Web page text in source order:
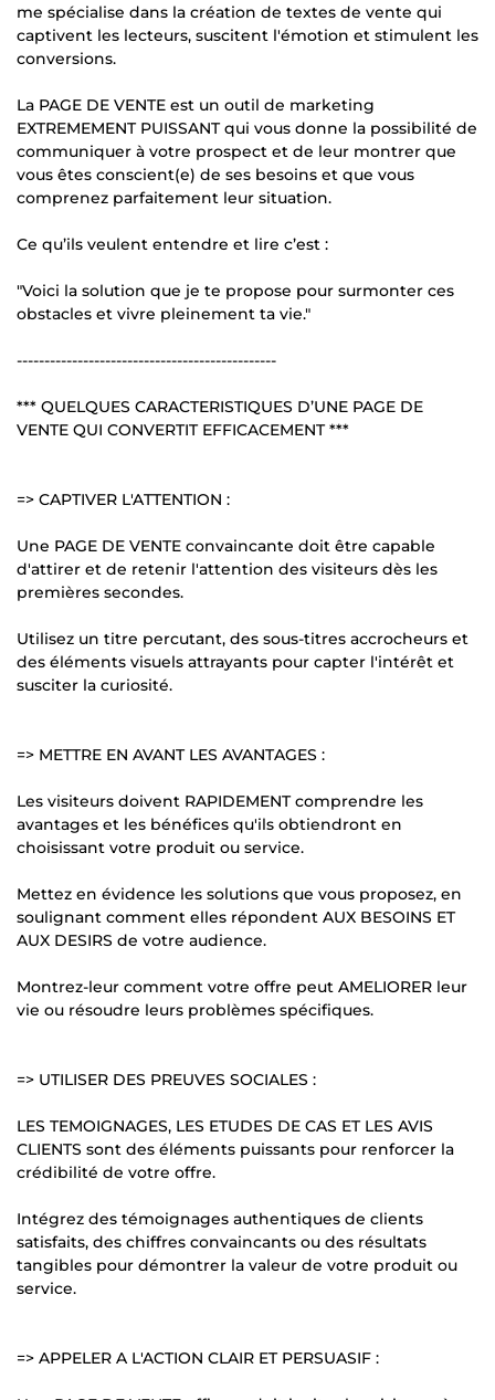
me spécialise dans la création de textes de vente qui
captivent les lecteurs, suscitent l'émotion et stimulent les
conversions.
La PAGE DE VENTE est un outil de marketing
EXTREMEMENT PUISSANT qui vous donne la possibilité de
communiquer à votre prospect et de leur montrer que
vous êtes conscient(e) de ses besoins et que vous
comprenez parfaitement leur situation.
Ce qu’ils veulent entendre et lire c’est :
"Voici la solution que je te propose pour surmonter ces
obstacles et vivre pleinement ta vie."
-----------------------------------------------
*** QUELQUES CARACTERISTIQUES D’UNE PAGE DE
VENTE QUI CONVERTIT EFFICACEMENT ***
=> CAPTIVER L'ATTENTION :
Une PAGE DE VENTE convaincante doit être capable
d'attirer et de retenir l'attention des visiteurs dès les
premières secondes.
Utilisez un titre percutant, des sous-titres accrocheurs et
des éléments visuels attrayants pour capter l'intérêt et
susciter la curiosité.
=> METTRE EN AVANT LES AVANTAGES :
Les visiteurs doivent RAPIDEMENT comprendre les
avantages et les bénéfices qu'ils obtiendront en
choisissant votre produit ou service.
Mettez en évidence les solutions que vous proposez, en
soulignant comment elles répondent AUX BESOINS ET
AUX DESIRS de votre audience.
Montrez-leur comment votre offre peut AMELIORER leur
vie ou résoudre leurs problèmes spécifiques.
=> UTILISER DES PREUVES SOCIALES :
LES TEMOIGNAGES, LES ETUDES DE CAS ET LES AVIS
CLIENTS sont des éléments puissants pour renforcer la
crédibilité de votre offre.
Intégrez des témoignages authentiques de clients
satisfaits, des chiffres convaincants ou des résultats
tangibles pour démontrer la valeur de votre produit ou
service.
=> APPELER A L'ACTION CLAIR ET PERSUASIF :